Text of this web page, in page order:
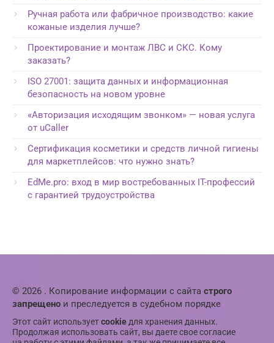
Ручная работа или фабричное производство: какие
кожаные изделия лучше?
Проектирование и монтаж ЛВС и СКС. Кому
заказать?
ISO 27001: защита данных и информационная
безопасность на новом уровне
«Авторизация исходящим звонком» — новая услуга
от uCaller
Сертификация косметики и средств личной гигиены
для маркетплейсов: что нужно знать?
EdMe.pro: вход в мир востребованных IT-профессий
с гарантией трудоустройства
© 2026 . Копирование информации с сайта строго
запрещено и преследуется в судебном порядке
Этот сайт используетcookie для хранения данных.
Продолжая использовать сайт, вы даете свое согласие